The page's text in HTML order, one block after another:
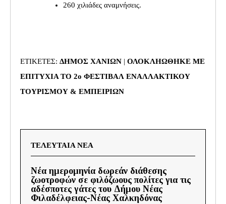
260 χιλιάδες αναμνήσεις.
ΕΤΙΚΕΤΕΣ: ΔΗΜΟΣ ΧΑΝΙΩΝ | ΟΛΟΚΛΗΩΘΗΚΕ ΜΕ
ΕΠΙΤΥΧΙΑ ΤΟ 2ο ΦΕΣΤΙΒΑΛ ΕΝΑΛΛΑΚΤΙΚΟΥ
ΤΟΥΡΙΣΜΟΥ & ΕΜΠΕΙΡΙΩΝ
ΤΕΛΕΥΤΑΙΑ ΝΕΑ
Νέα ημερομηνία δωρεάν διάθεσης
ζωοτροφών σε φιλόζωους πολίτες για τις
αδέσποτες γάτες του Δήμου Νέας
Φιλαδέλφειας-Νέας Χαλκηδόνας